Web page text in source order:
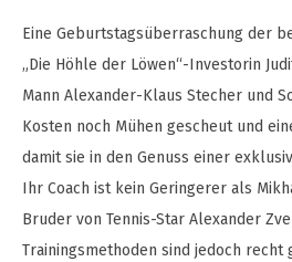
Eine Geburtstagsüberraschung der
„Die Höhle der Löwen“-Investorin
Mann Alexander-Klaus Stecher und
Kosten noch Mühen gescheut und
damit sie in den Genuss einer
Ihr Coach ist kein Geringerer als
Bruder von Tennis-Star Alexander
Trainingsmethoden sind jedoch recht